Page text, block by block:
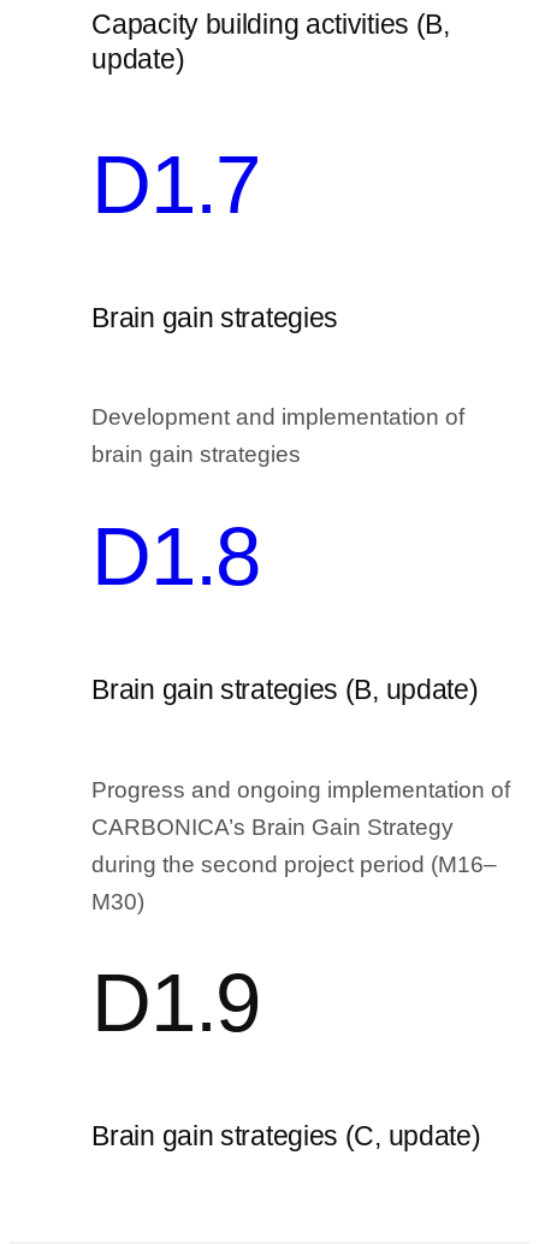
Capacity building activities (B,
update)
D1.7
Brain gain strategies
Development and implementation of
brain gain strategies
D1.8
Brain gain strategies (B, update)
Progress and ongoing implementation of
CARBONICA’s Brain Gain Strategy
during the second project period (M16–
M30)
D1.9
Brain gain strategies (C, update)